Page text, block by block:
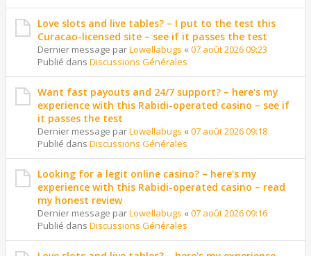
Love slots and live tables? – I put to the test this
Curacao-licensed site – see if it passes the test
Dernier message parLowellabugs « 07 août 2026 09:23
Publié dans Discussions Générales
Want fast payouts and 24/7 support? – here's my
experience with this Rabidi-operated casino – see if
it passes the test
Dernier message parLowellabugs « 07 août 2026 09:18
Publié dans Discussions Générales
Looking for a legit online casino? – here's my
experience with this Rabidi-operated casino – read
my honest review
Dernier message parLowellabugs « 07 août 2026 09:16
Publié dans Discussions Générales